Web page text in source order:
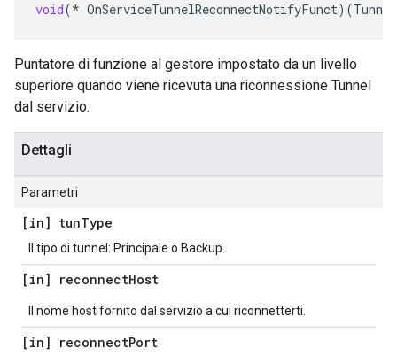
void(* OnServiceTunnelReconnectNotifyFunct)(
Puntatore di funzione al gestore impostato da un livello
superiore quando viene ricevuta una riconnessione Tunnel
dal servizio.
Dettagli
Parametri
[in] tunType
Il tipo di tunnel: Principale o Backup.
[in] reconnectHost
Il nome host fornito dal servizio a cui riconnetterti.
[in] reconnectPort